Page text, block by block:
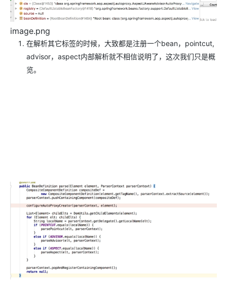
image.png
在解析其它标签的时候，大致都是注册一个bean，pointcut,
advisor，aspect内部解析就不相信说明了，这次我们只是概
览。